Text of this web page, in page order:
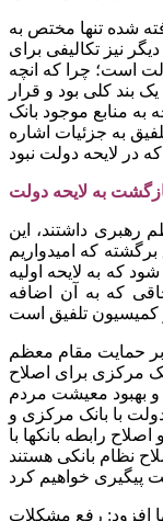
شده تنها مختص به
دیگر نیز تکالیفی برای
است؛ چرا که انچه
بند کلی بود و قرار
به منابع موجود بانک
به جزئیات اشاره
رهبری داشتند، این
که امیدواریم
که به لایحه اولیه
که به آن اضافه
بر حمایت مقام معظم
مرکزی برای اصلاح
و بهبود معیشت مردم
با بانک مرکزی و
اصلاح رابطه بانکها با
نظام بانکی هستند
افزود: رفع مشکلات